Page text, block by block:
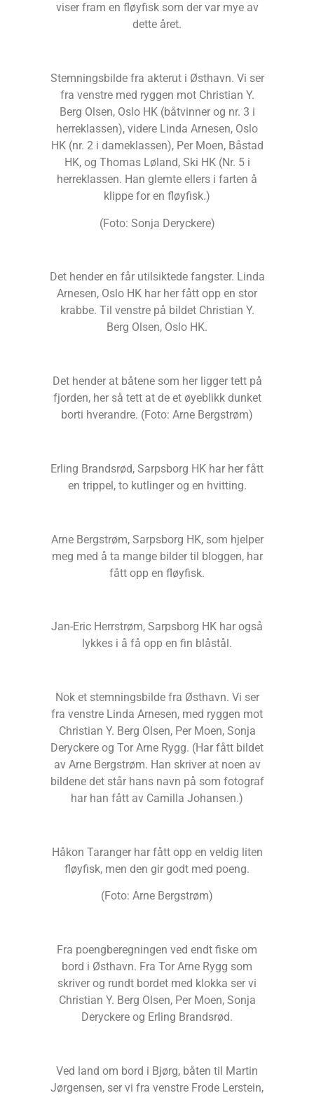
viser fram en fløyfisk som der var mye av
dette året.
Stemningsbilde fra akterut i Østhavn. Vi ser
fra venstre med ryggen mot Christian Y.
Berg Olsen, Oslo HK (båtvinner og nr. 3 i
herreklassen), videre Linda Arnesen, Oslo
HK (nr. 2 i dameklassen), Per Moen, Båstad
HK, og Thomas Løland, Ski HK (Nr. 5 i
herreklassen. Han glemte ellers i farten å
klippe for en fløyfisk.)
(Foto: Sonja Deryckere)
Det hender en får utilsiktede fangster. Linda
Arnesen, Oslo HK har her fått opp en stor
krabbe. Til venstre på bildet Christian Y.
Berg Olsen, Oslo HK.
Det hender at båtene som her ligger tett på
fjorden, her så tett at de et øyeblikk dunket
borti hverandre. (Foto: Arne Bergstrøm)
Erling Brandsrød, Sarpsborg HK har her fått
en trippel, to kutlinger og en hvitting.
Arne Bergstrøm, Sarpsborg HK, som hjelper
meg med å ta mange bilder til bloggen, har
fått opp en fløyfisk.
Jan-Eric Herrstrøm, Sarpsborg HK har også
lykkes i å få opp en fin blåstål.
Nok et stemningsbilde fra Østhavn. Vi ser
fra venstre Linda Arnesen, med ryggen mot
Christian Y. Berg Olsen, Per Moen, Sonja
Deryckere og Tor Arne Rygg. (Har fått bildet
av Arne Bergstrøm. Han skriver at noen av
bildene det står hans navn på som fotograf
har han fått av Camilla Johansen.)
Håkon Taranger har fått opp en veldig liten
fløyfisk, men den gir godt med poeng.
(Foto: Arne Bergstrøm)
Fra poengberegningen ved endt fiske om
bord i Østhavn. Fra Tor Arne Rygg som
skriver og rundt bordet med klokka ser vi
Christian Y. Berg Olsen, Per Moen, Sonja
Deryckere og Erling Brandsrød.
Ved land om bord i Bjørg, båten til Martin
Jørgensen, ser vi fra venstre Frode Lerstein,